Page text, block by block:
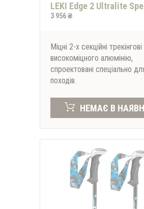
LEKI Edge 2 Ultralite
3 956 ₴
Міцні 2-х секційні
високоміцного алюмінію,
спроектовані спеціально
походів.
НЕМАЄ В